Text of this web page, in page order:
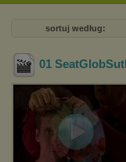
sortuj według:
01